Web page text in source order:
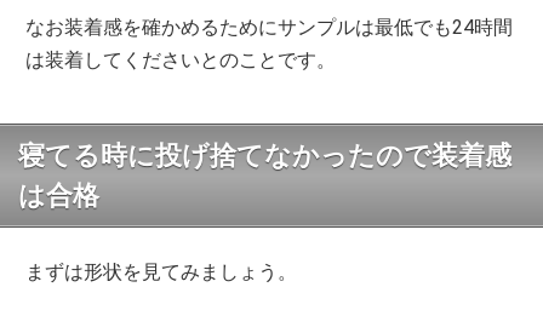
なお装着感を確かめるためにサンプルは最低でも24時間
は装着してくださいとのことです。
寝てる時に投げ捨てなかったので装着感
は合格
まずは形状を見てみましょう。